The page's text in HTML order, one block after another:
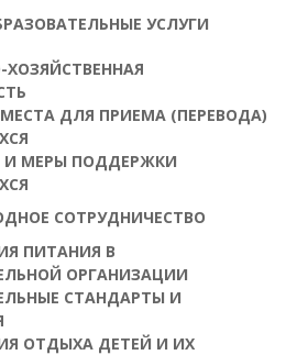
УСЛУГИ
ДЛЯ ПРИЕМА (ПЕРЕВОДА)
И МЕРЫ ПОДДЕРЖКИ
СОТРУДНИЧЕСТВО
ПИТАНИЯ В
ОРГАНИЗАЦИИ
СТАНДАРТЫ И
ОТДЫХА ДЕТЕЙ И ИХ